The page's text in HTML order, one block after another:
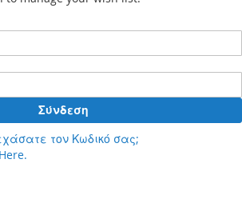
Σύνδεση
τον Κωδικό σας;